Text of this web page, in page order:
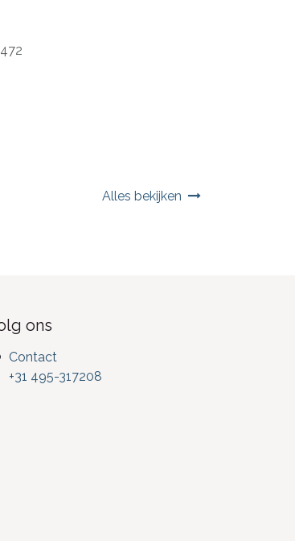
Alles bekijken
ons
Contact
+31 495-317208